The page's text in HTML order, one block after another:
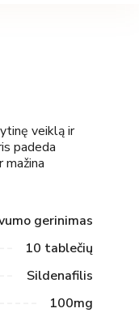
veiklą ir
padeda
gerinimas
10 tablečių
Sildenafilis
100mg